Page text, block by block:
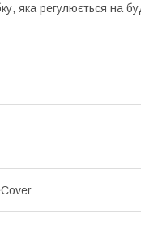
яка регулюється на